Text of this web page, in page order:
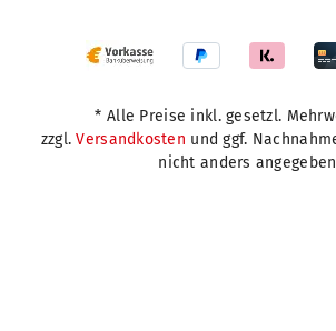
* Alle Preise inkl. gesetzl.
zzgl.Versandkosten und ggf.
nicht anders